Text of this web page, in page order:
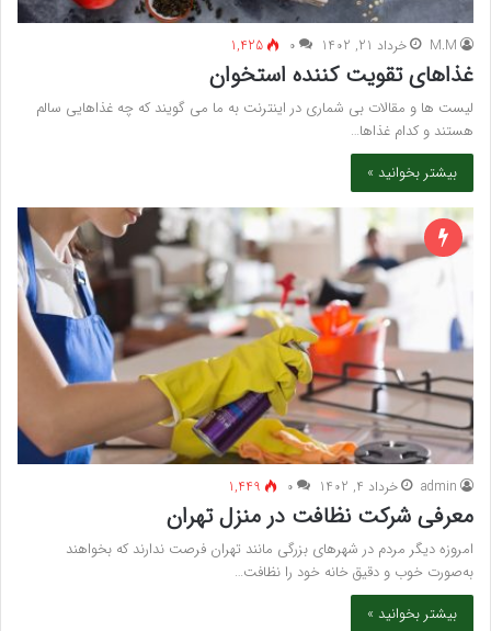
M.M خرداد 21, 1402 ۰ 1,425
غذاهای تقویت کننده استخوان
لیست ها و مقالات بی شماری در اینترنت به ما می گویند که چه غذاهایی سالم
هستند و کدام غذاها…
بیشتر بخوانید »
admin خرداد 4, 1402 ۰ 1,449
معرفی شرکت نظافت در منزل تهران
امروزه دیگر مردم در شهرهای بزرگی مانند تهران فرصت ندارند که بخواهند
به‌صورت خوب و دقیق خانه خود را نظافت…
بیشتر بخوانید »